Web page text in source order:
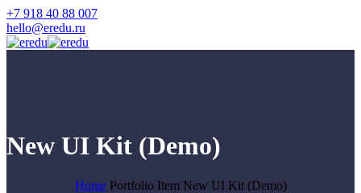
+7 918 40 88 007
hello@eredu.ru
New UI Kit (Demo)
Home Portfolio Item New UI Kit (Demo)